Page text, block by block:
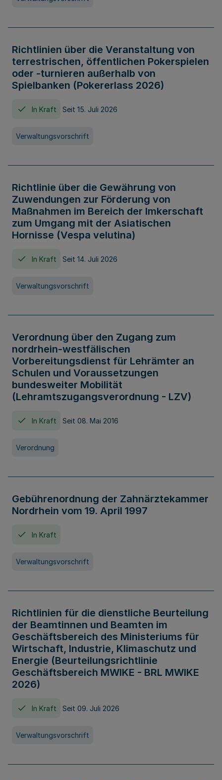
Richtlinien über die Veranstaltung von
terrestrischen, öffentlichen Pokerspielen
oder -turnieren außerhalb von
Spielbanken (Pokererlass 2026)
In Kraft Seit 15. Juli 2026
Verwaltungsvorschrift
Richtlinie über die Gewährung von
Zuwendungen zur Förderung von
Maßnahmen im Bereich der Imkerschaft
zum Umgang mit der Asiatischen
Hornisse (Vespa velutina)
In Kraft Seit 14. Juli 2026
Verwaltungsvorschrift
Verordnung über den Zugang zum
nordrhein-westfälischen
Vorbereitungsdienst für Lehrämter an
Schulen und Voraussetzungen
bundesweiter Mobilität
(Lehramtszugangsverordnung - LZV)
In Kraft Seit 08. Mai 2016
Verordnung
Gebührenordnung der Zahnärztekammer
Nordrhein vom 19. April 1997
In Kraft
Verwaltungsvorschrift
Richtlinien für die dienstliche Beurteilung
der Beamtinnen und Beamten im
Geschäftsbereich des Ministeriums für
Wirtschaft, Industrie, Klimaschutz und
Energie (Beurteilungsrichtlinie
Geschäftsbereich MWIKE - BRL MWIKE
2026)
In Kraft Seit 09. Juli 2026
Verwaltungsvorschrift